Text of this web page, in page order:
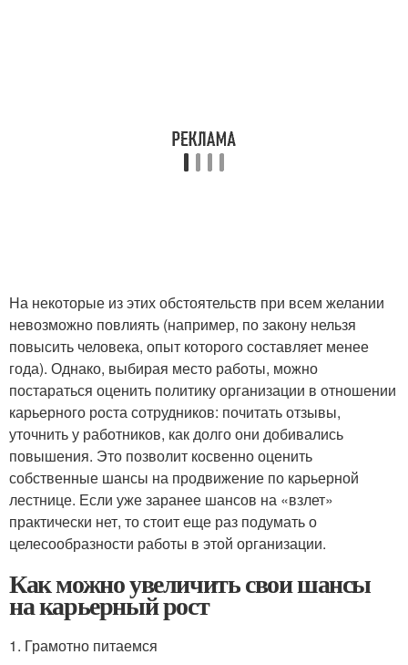
На некоторые из этих обстоятельств при всем желании
невозможно повлиять (например, по закону нельзя
повысить человека, опыт которого составляет менее
года). Однако, выбирая место работы, можно
постараться оценить политику организации в отношении
карьерного роста сотрудников: почитать отзывы,
уточнить у работников, как долго они добивались
повышения. Это позволит косвенно оценить
собственные шансы на продвижение по карьерной
лестнице. Если уже заранее шансов на «взлет»
практически нет, то стоит еще раз подумать о
целесообразности работы в этой организации.
Как можно увеличить свои шансы
на карьерный рост
1. Грамотно питаемся